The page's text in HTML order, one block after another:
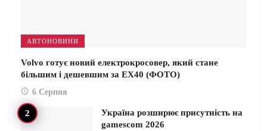
АВТОНОВИНИ
Volvo готує новий електрокросовер, який стане
більшим і дешевшим за EX40 (ФОТО)
6 Серпня
Україна розширює присутність на
gamescom 2026